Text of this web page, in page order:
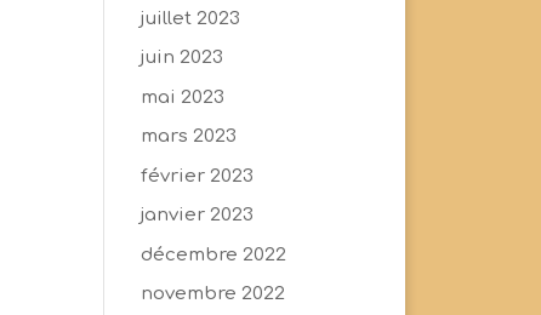
juillet 2023
juin 2023
mai 2023
mars 2023
février 2023
janvier 2023
décembre 2022
novembre 2022